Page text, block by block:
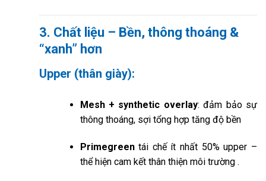
3. Chất liệu – Bền, thông thoáng &
“xanh” hơn
Upper (thân giày):
Mesh + synthetic overlay: đảm bảo sự
thông thoáng, sợi tổng hợp tăng độ bền
Primegreentái chế ít nhất 50% upper –
thể hiện cam kết thân thiện môi trường.